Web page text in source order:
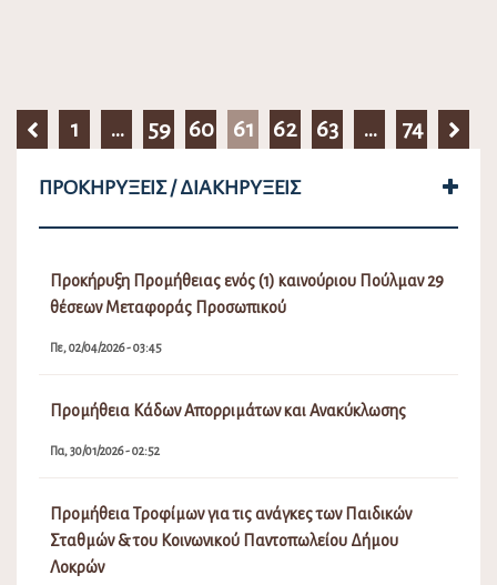
1 … 59 60 61 62 63 … 74
ΠΡΟΚΗΡΎΞΕΙΣ / ΔΙΑΚΗΡΎΞΕΙΣ
Προκήρυξη Προμήθειας ενός (1) καινούριου Πούλμαν 29
θέσεων Μεταφοράς Προσωπικού
Πε, 02/04/2026 - 03:45
Προμήθεια Κάδων Απορριμάτων και Ανακύκλωσης
Πα, 30/01/2026 - 02:52
Προμήθεια Τροφίμων για τις ανάγκες των Παιδικών
Σταθμών & του Κοινωνικού Παντοπωλείου Δήμου
Λοκρών